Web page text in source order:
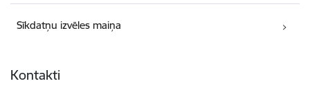
Sīkdatņu izvēles maiņa
Kontakti